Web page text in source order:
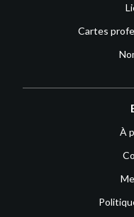
Cartes
À